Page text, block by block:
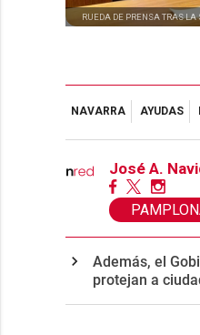
RUEDA DE PRENSA TRAS LA
NAVARRA AYUDAS
José A.
Además, el
protejan a